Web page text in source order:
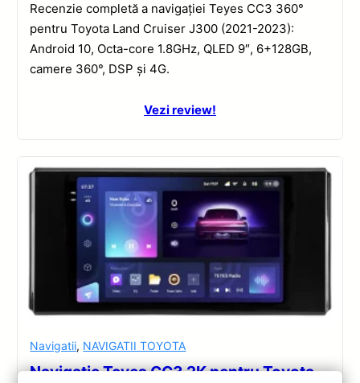
Recenzie completă a navigației Teyes CC3 360°
pentru Toyota Land Cruiser J300 (2021-2023):
Android 10, Octa-core 1.8GHz, QLED 9″, 6+128GB,
camere 360°, DSP și 4G.
Vezi review!
Navigatii, NAVIGATII TOYOTA
Navigație Teyes CC3 2K pentru Toyota